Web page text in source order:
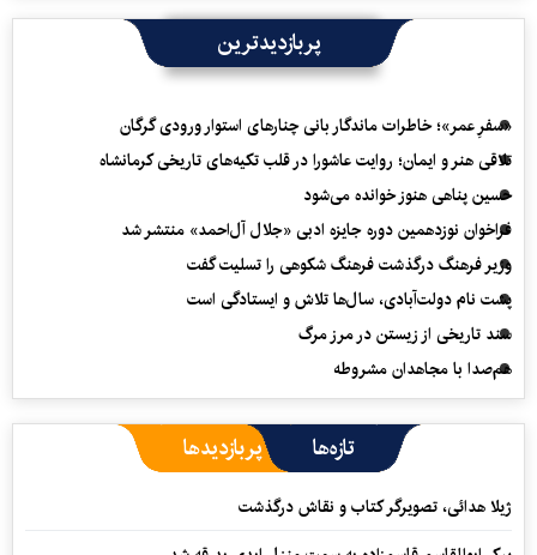
پربازدیدترین
«سفرِ عمر»؛ خاطرات ماندگار بانی چنارهای استوار ورودی گرگان
تلاقی هنر و ایمان؛ روایت عاشورا در قلب تکیه‌های تاریخی کرمانشاه
حسین پناهی هنوز خوانده می‌شود
فراخوان نوزدهمین دوره جایزه ادبی «جلال آل‌احمد» منتشر شد
وزیر فرهنگ درگذشت فرهنگ شکوهی را تسلیت گفت
پشت نام دولت‌آبادی، سال‌ها تلاش و ایستادگی است
سند تاریخی از زیستن در مرز مرگ
هم‌صدا با مجاهدان مشروطه
تازه‌ها پربازدیدها
ژیلا هدائی، تصویرگر کتاب و نقاش درگذشت